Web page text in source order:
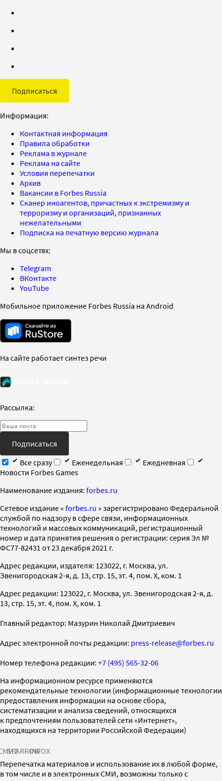
Подписаться
Информация:
Контактная информация
Правила обработки
Реклама в журнале
Реклама на сайте
Условия перепечатки
Архив
Вакансии в Forbes Russia
Сканер иноагентов, причастных к экстремизму и
терроризму и организаций, признанных
нежелательными
Подписка на печатную версию журнала
Мы в соцсетях:
Telegram
ВКонтакте
YouTube
Мобильное приложение Forbes Russia на Android
На сайте работает синтез речи
Рассылка:
Подписаться
Все сразу
Еженедельная
Ежедневная
Новости Forbes Games
Наименование издания: forbes.ru
Cетевое издание « forbes.ru » зарегистрировано Федеральной
службой по надзору в сфере связи, информационных
технологий и массовых коммуникаций, регистрационный
номер и дата принятия решения о регистрации: серия Эл №
ФС77-82431 от 23 декабря 2021 г.
Адрес редакции, издателя: 123022, г. Москва, ул.
Звенигородская 2-я, д. 13, стр. 15, эт. 4, пом. X, ком. 1
Адрес редакции: 123022, г. Москва, ул. Звенигородская 2-я, д.
13, стр. 15, эт. 4, пом. X, ком. 1
Главный редактор: Мазурин Николай Дмитриевич
Адрес электронной почты редакции: press-release@forbes.ru
Номер телефона редакции: +7 (495) 565-32-06
На информационном ресурсе применяются
рекомендательные технологии (информационные технологии
предоставления информации на основе сбора,
систематизации и анализа сведений, относящихся
к предпочтениям пользователей сети «Интернет»,
находящихся на территории Российской Федерации)
SPARROWINFOX
Перепечатка материалов и использование их в любой форме,
в том числе и в электронных СМИ, возможны только с